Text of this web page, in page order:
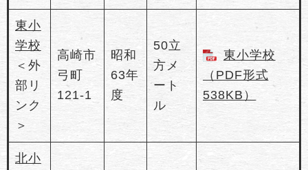
東小
学校
＜外
部リ
ンク
＞
高崎市
弓町
121-1
昭和
63年
度
50立
方メ
ート
ル
東小学校
（PDF形式
538KB）
北小